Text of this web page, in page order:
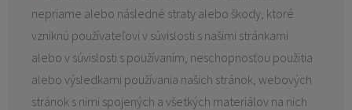
nepriame alebo následné straty alebo škody, ktoré
vzniknú používateľovi v súvislosti s našimi stránkami
alebo v súvislosti s používaním, neschopnosťou použitia
alebo výsledkami používania našich stránok, webových
stránok s nimi spojených a všetkých materiálov na nich